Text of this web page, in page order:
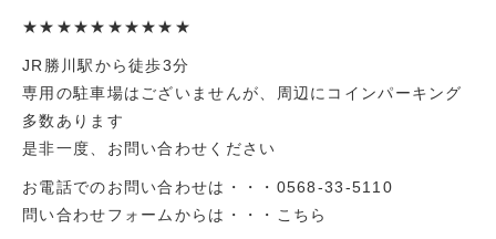
★★★★★★★★★★
JR勝川駅から徒歩3分
専用の駐車場はございませんが、周辺にコインパーキング
多数あります
是非一度、お問い合わせください
お電話でのお問い合わせは・・・0568-33-5110
問い合わせフォームからは・・・こちら